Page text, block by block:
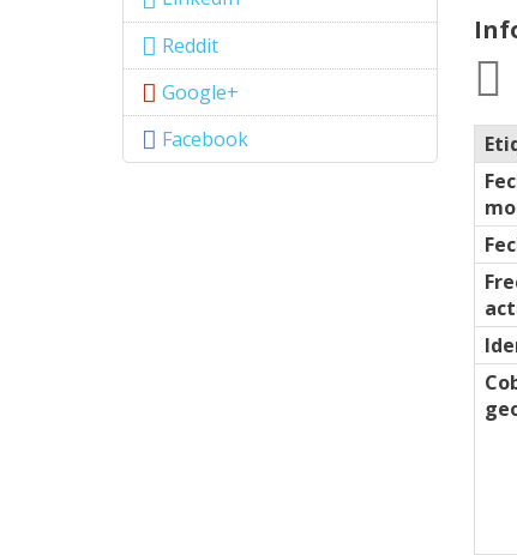
Reddit
Google+
Facebook